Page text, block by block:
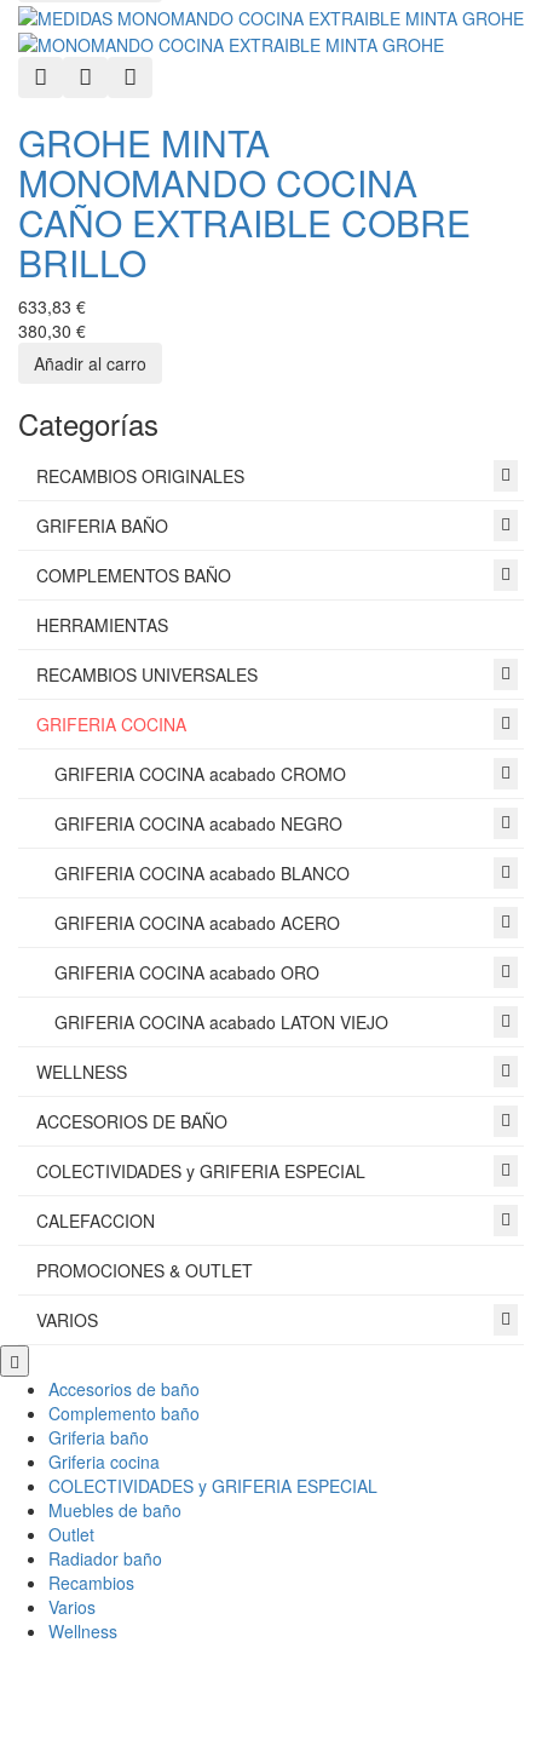
Quick ViewAdd to Wishlist
GROHE MINTA
MONOMANDO COCINA
CAÑO EXTRAIBLE COBRE
BRILLO
633,83 €
380,30 €
Categorías
RECAMBIOS ORIGINALES
GRIFERIA BAÑO
COMPLEMENTOS BAÑO
HERRAMIENTAS
RECAMBIOS UNIVERSALES
GRIFERIA COCINA
GRIFERIA COCINA acabado CROMO
GRIFERIA COCINA acabado NEGRO
GRIFERIA COCINA acabado BLANCO
GRIFERIA COCINA acabado ACERO
GRIFERIA COCINA acabado ORO
GRIFERIA COCINA acabado LATON VIEJO
WELLNESS
ACCESORIOS DE BAÑO
COLECTIVIDADES y GRIFERIA ESPECIAL
CALEFACCION
PROMOCIONES & OUTLET
VARIOS
Scroll
to
Top
Accesorios de baño
Complemento baño
Griferia baño
Griferia cocina
COLECTIVIDADES y GRIFERIA ESPECIAL
Muebles de baño
Outlet
Radiador baño
Recambios
Varios
Wellness